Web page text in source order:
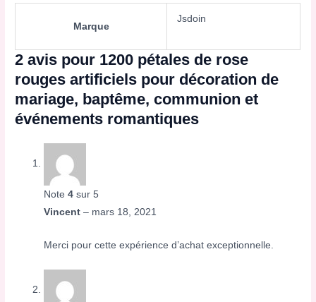
Marque
Jsdoin
2 avis pour 1200 pétales de rose
rouges artificiels pour décoration de
mariage, baptême, communion et
événements romantiques
Note4 sur 5
Vincent– mars 18, 2021
Merci pour cette expérience d’achat exceptionnelle.